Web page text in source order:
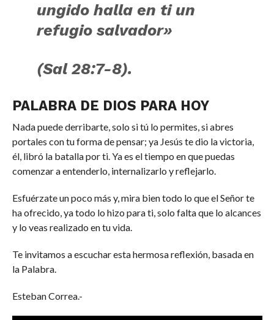
ungido halla en ti un
refugio salvador»
(Sal 28:7-8).
PALABRA DE DIOS PARA HOY
Nada puede derribarte, solo si tú lo permites, si abres
portales con tu forma de pensar; ya Jesús te dio la victoria,
él, libró la batalla por ti. Ya es el tiempo en que puedas
comenzar a entenderlo, internalizarlo y reflejarlo.
Esfuérzate un poco más y, mira bien todo lo que el Señor te
ha ofrecido, ya todo lo hizo para ti, solo falta que lo alcances
y lo veas realizado en tu vida.
Te invitamos a escuchar esta hermosa reflexión, basada en
la Palabra.
Esteban Correa.-